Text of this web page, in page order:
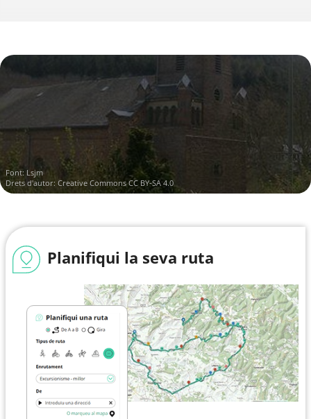
Font: Lsjm
Drets d'autor: Creative Commons CC BY-SA 4.0
Planifiqui la seva ruta